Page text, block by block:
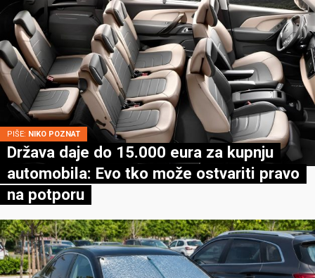
PIŠE: NIKO POZNAT
Država daje do 15.000 eura za kupnju
automobila: Evo tko može ostvariti pravo
na potporu